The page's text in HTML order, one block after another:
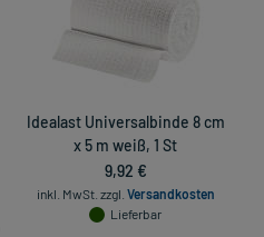
Idealast Universalbinde 8 cm
x 5 m weiß, 1 St
9,92 €
inkl. MwSt. zzgl. Versandkosten
Lieferbar